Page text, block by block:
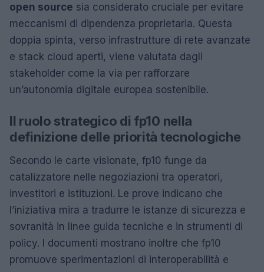
open source sia considerato cruciale per evitare
meccanismi di dipendenza proprietaria. Questa
doppia spinta, verso infrastrutture di rete avanzate
e stack cloud aperti, viene valutata dagli
stakeholder come la via per rafforzare
un’autonomia digitale europea sostenibile.
Il ruolo strategico di fp10 nella
definizione delle priorità tecnologiche
Secondo le carte visionate, fp10 funge da
catalizzatore nelle negoziazioni tra operatori,
investitori e istituzioni. Le prove indicano che
l’iniziativa mira a tradurre le istanze di sicurezza e
sovranità in linee guida tecniche e in strumenti di
policy. I documenti mostrano inoltre che fp10
promuove sperimentazioni di interoperabilità e